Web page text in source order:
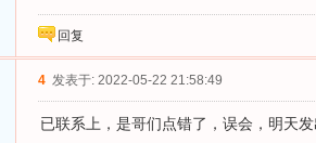
回复
4 发表于: 2022-05-22 21:58:49
已联系上，是哥们点错了，误会，明天